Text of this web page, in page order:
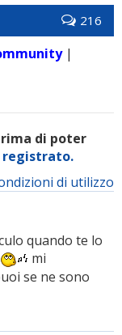
216
|
di poter
registrato.
di utilizzo
quando te lo
mi
se ne sono